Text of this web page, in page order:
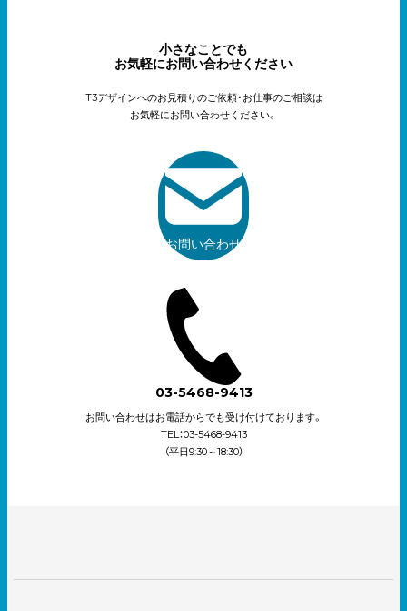
小さなことでも
お気軽にお問い合わせください
T3デザインへのお見積りのご依頼・お仕事のご相談は
お気軽にお問い合わせください。
お問い合わせ
03-5468-9413
お問い合わせはお電話からでも受け付けております。
TEL：03-5468-9413
（平日9:30～18:30）